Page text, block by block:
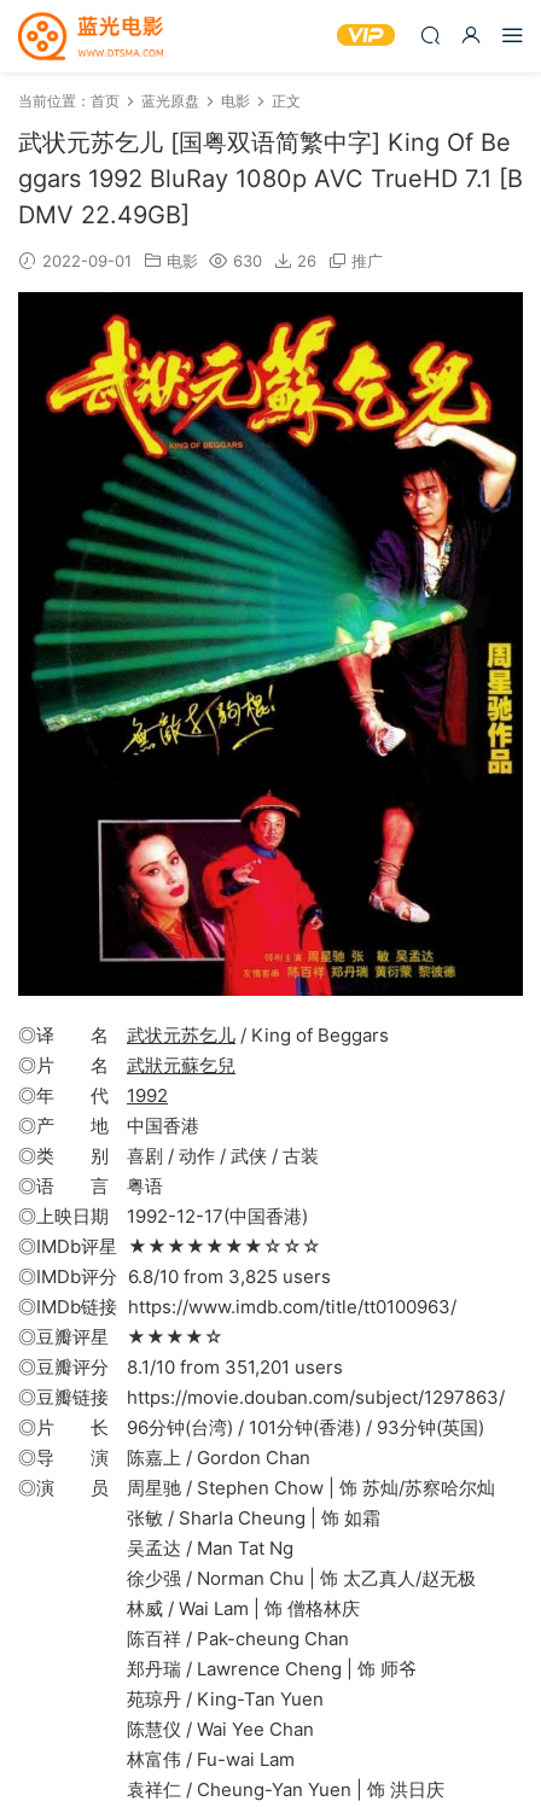
当前位置： 首页 蓝光原盘 电影 正文
武状元苏乞儿 [国粤双语简繁中字] King Of Be
ggars 1992 BluRay 1080p AVC TrueHD 7.1 [B
DMV 22.49GB]
2022-09-01 电影 630 26 推广
◎译 名 武状元苏乞儿 / King of Beggars
◎片 名 武狀元蘇乞兒
◎年 代 1992
◎产 地 中国香港
◎类 别 喜剧 / 动作 / 武侠 / 古装
◎语 言 粤语
◎上映日期 1992-12-17(中国香港)
◎IMDb评星 ★★★★★★★☆☆☆
◎IMDb评分 6.8/10 from 3,825 users
◎IMDb链接 https://www.imdb.com/title/tt0100963/
◎豆瓣评星 ★★★★☆
◎豆瓣评分 8.1/10 from 351,201 users
◎豆瓣链接 https://movie.douban.com/subject/1297863/
◎片 长 96分钟(台湾) / 101分钟(香港) / 93分钟(英国)
◎导 演 陈嘉上 / Gordon Chan
◎演 员 周星驰 / Stephen Chow | 饰 苏灿/苏察哈尔灿
张敏 / Sharla Cheung | 饰 如霜
吴孟达 / Man Tat Ng
徐少强 / Norman Chu | 饰 太乙真人/赵无极
林威 / Wai Lam | 饰 僧格林庆
陈百祥 / Pak-cheung Chan
郑丹瑞 / Lawrence Cheng | 饰 师爷
苑琼丹 / King-Tan Yuen
陈慧仪 / Wai Yee Chan
林富伟 / Fu-wai Lam
袁祥仁 / Cheung-Yan Yuen | 饰 洪日庆